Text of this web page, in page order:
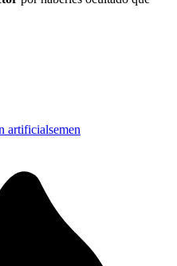
artificialsemen